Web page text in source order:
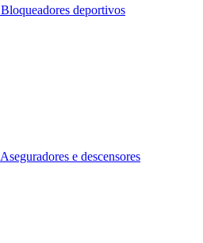
Bloqueadores deportivos
Aseguradores e descensores